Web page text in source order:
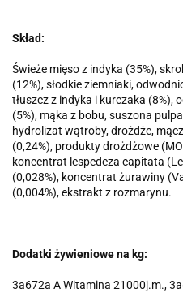
Skład:
Świeże mięso z indyka (35%),
(12%), słodkie ziemniaki,
tłuszcz z indyka i kurczaka (8%),
(5%), mąka z bobu, suszona
hydrolizat wątroby, drożdże,
(0,24%), produkty drożdżowe
koncentrat lespedeza capitata
(0,028%), koncentrat żurawiny
(0,004%), ekstrakt z rozmarynu.
Dodatki żywieniowe na kg:
3a672a A Witamina 21000j.m.,